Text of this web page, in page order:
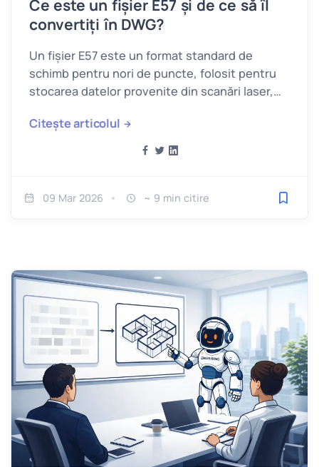
Ce este un fișier E57 și de ce să îl
convertiți în DWG?
Un fișier E57 este un format standard de
schimb pentru nori de puncte, folosit pentru
stocarea datelor provenite din scanări laser,
Citește articolul
09 Mar 2026 ~ 9 min citire